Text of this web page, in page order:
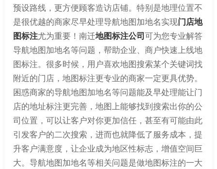
预设路线，更方便顾客造访店铺。特别是地理位置不
是很优越的商家尽早处理导航地图加地名实现门店地
图标注尤为重要！南迁地图标注公司可为您专业解答
导航地图加地名等问题，帮助企业、商户快速上线地
图标注。很多时候，用户喜欢地图搜索某个关键词找
附近的门店，地图标注更专业的商家一定更具优势。
困惑商家的导航地图加地名等问题能及早处理能让门
店的地址标注更完善，地图上能够找到搜索出你的公
司位置，可以让客户对你更加信任，甚至有可能由此
引发客户的二次搜索，进而也就降低了服务成本，提
升客户满意度，让企业成为地区性标志，增值空间巨
大。导航地图加地名等相关问题是做地图标注的一大